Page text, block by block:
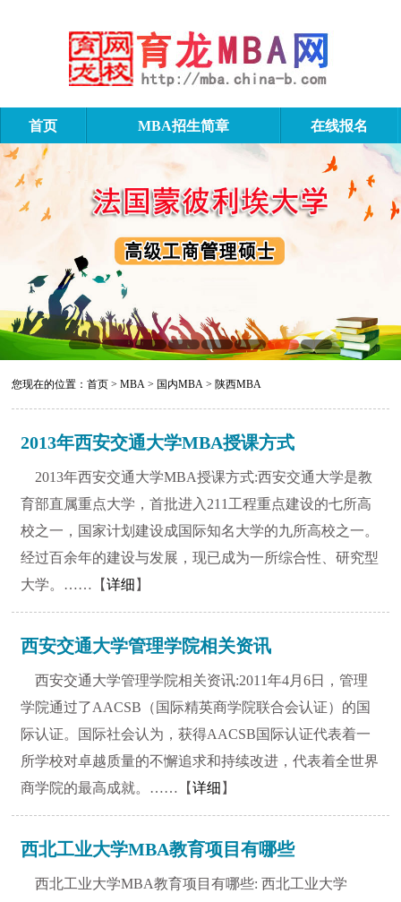
陕西MBA
首页 MBA招生简章 在线报名
1 2 5
您现在的位置：首页 >MBA > 国内MBA > 陕西MBA
2013年西安交通大学MBA授课方式
2013年西安交通大学MBA授课方式:西安交通大学是教
育部直属重点大学，首批进入211工程重点建设的七所高
校之一，国家计划建设成国际知名大学的九所高校之一。
经过百余年的建设与发展，现已成为一所综合性、研究型
大学。……【详细 】
西安交通大学管理学院相关资讯
西安交通大学管理学院相关资讯:2011年4月6日，管理
学院通过了AACSB（国际精英商学院联合会认证）的国
际认证。国际社会认为，获得AACSB国际认证代表着一
所学校对卓越质量的不懈追求和持续改进，代表着全世界
商学院的最高成就。……【详细 】
西北工业大学MBA教育项目有哪些
西北工业大学MBA教育项目有哪些: 西北工业大学